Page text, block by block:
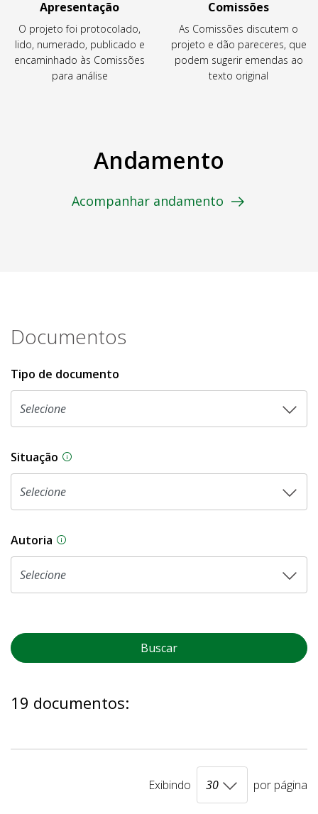
Apresentação
O projeto foi protocolado,
lido, numerado, publicado e
encaminhado às Comissões
para análise
Comissões
As Comissões discutem o
projeto e dão pareceres, que
podem sugerir emendas ao
texto original
Andamento
Acompanhar andamento
Documentos
Tipo de documento
Situação Na CLDF, as proposições legislativas
Autoria As proposições legislativas na CLDF podem
Buscar
19 documentos:
Exibindo por página